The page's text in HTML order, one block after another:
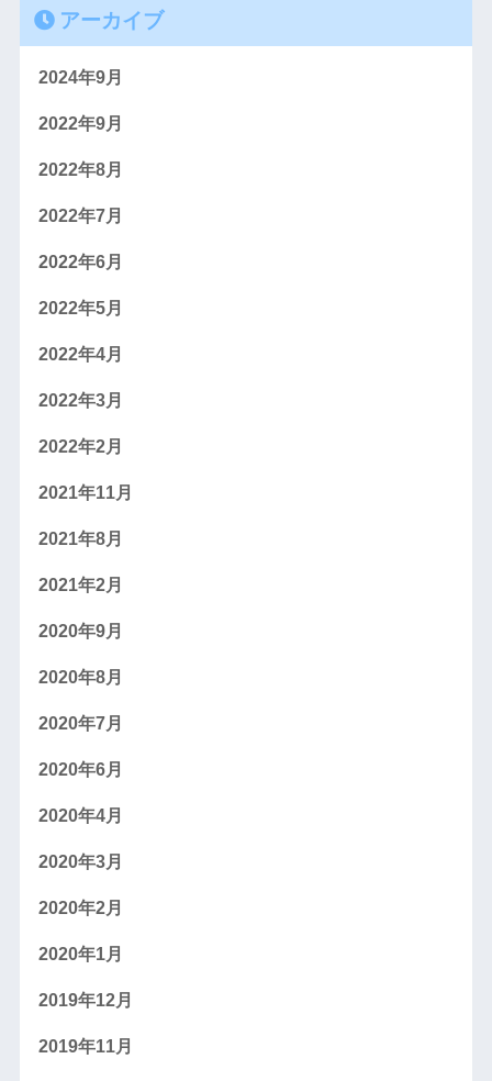
アーカイブ
2024年9月
2022年9月
2022年8月
2022年7月
2022年6月
2022年5月
2022年4月
2022年3月
2022年2月
2021年11月
2021年8月
2021年2月
2020年9月
2020年8月
2020年7月
2020年6月
2020年4月
2020年3月
2020年2月
2020年1月
2019年12月
2019年11月